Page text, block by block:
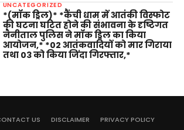
UNCATEGORIZED
*(मॉक ड्रिल)* *कैंची धाम में आतंकी विस्फोट
की घटना घटित होने की संभावना के दृष्टिगत
नैनीताल पुलिस ने मॉक ड्रिल का किया
आयोजन,* *02 आतंकवादियों को मार गिराया
तथा 03 को किया जिंदा गिरफ्तार,*
US DISCLAIMER PRIVACY POLICY